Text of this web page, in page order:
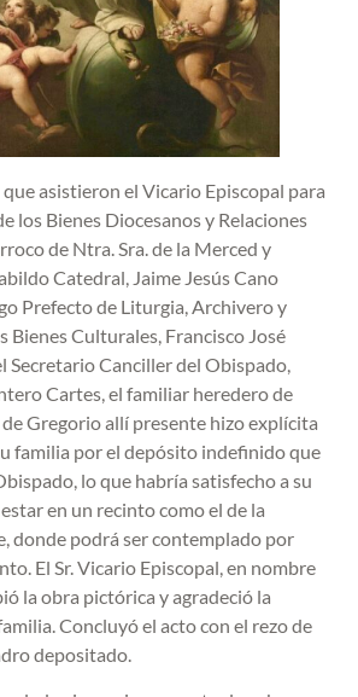
que asistieron el Vicario Episcopal para
los Bienes Diocesanos y Relaciones
de Ntra. Sra. de la Merced y
Catedral, Jaime Jesús Cano
Prefecto de Liturgia, Archivero y
Bienes Culturales, Francisco José
Secretario Canciller del Obispado,
Cartes, el familiar heredero de
de Gregorio allí presente hizo explícita
familia por el depósito indefinido que
lo que habría satisfecho a su
en un recinto como el de la
donde podrá ser contemplado por
El Sr. Vicario Episcopal, en nombre
la obra pictórica y agradeció la
Concluyó el acto con el rezo de
depositado.